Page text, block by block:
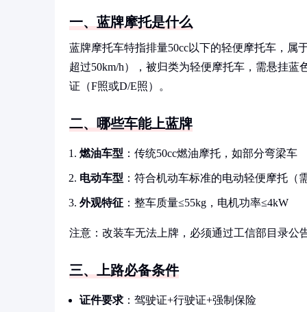
一、蓝牌摩托是什么
蓝牌摩托车特指排量50cc以下的轻便摩托车，属
超过50km/h），被归类为轻便摩托车，需悬挂
证（F照或D/E照）。
二、哪些车能上蓝牌
燃油车型 ：传统50cc燃油摩托，如部分弯梁车
电动车型 ：符合机动车标准的电动轻便摩托（
外观特征 ：整车质量≤55kg，电机功率≤4kW
注意：改装车无法上牌，必须通过工信部目录公
三、上路必备条件
证件要求 ：驾驶证+行驶证+强制保险